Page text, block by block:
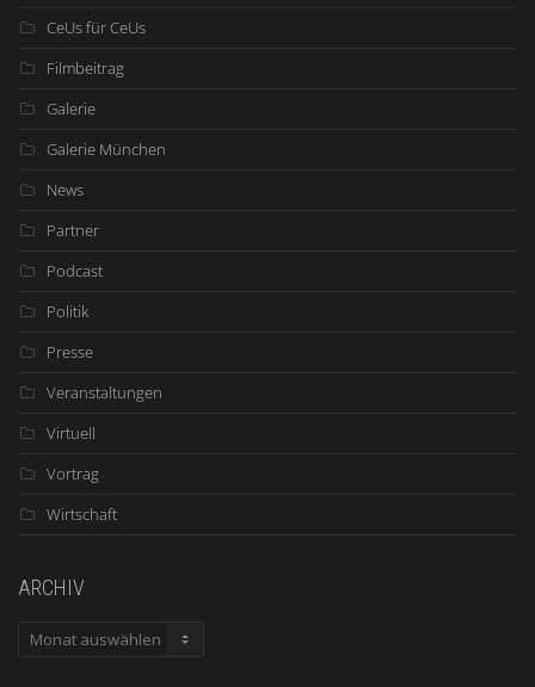
CeUs für CeUs
Filmbeitrag
Galerie
Galerie München
News
Partner
Podcast
Politik
Presse
Veranstaltungen
Virtuell
Vortrag
Wirtschaft
ARCHIV
ARCHIV